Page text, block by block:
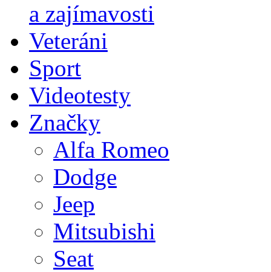
a zajímavosti
Veteráni
Sport
Videotesty
Značky
Alfa Romeo
Dodge
Jeep
Mitsubishi
Seat